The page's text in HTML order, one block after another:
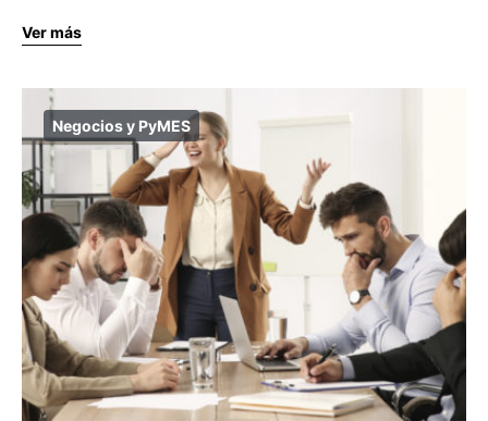
Ver más
Negocios y PyMES